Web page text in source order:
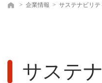
ホーム
> 企業情報 > サステナビリテ
サステ